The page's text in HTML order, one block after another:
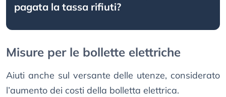
pagata la tassa rifiuti?
Misure per le bollette elettriche
Aiuti anche sul versante delle utenze, considerato
l’aumento dei costi della bolletta elettrica.